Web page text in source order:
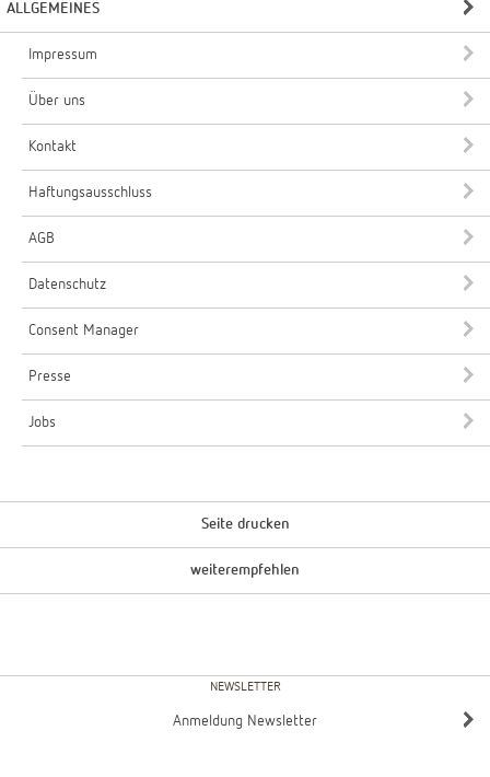
ALLGEMEINES
Impressum
Über uns
Kontakt
Haftungsausschluss
AGB
Datenschutz
Consent Manager
Presse
Jobs
Seite drucken
weiterempfehlen
NEWSLETTER
Anmeldung Newsletter